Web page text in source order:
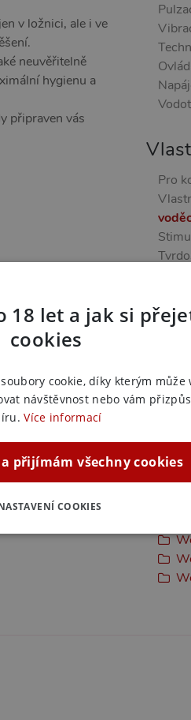
v ložnici, ale i ve
neuvěřitelně
hygienu a
připraven vás
Pro
18 let a jak si
cookies
cookie, díky kterým může
návštěvnost nebo vám
Více informací
přijímám všechny cookies
COOKIES
MARKETINGOVÉ